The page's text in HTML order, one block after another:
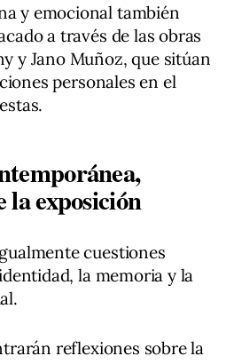
y emocional también
a través de las obras
y Jano Muñoz, que sitúan
personales en el
la exposición
cuestiones
la memoria y la
reflexiones sobre la